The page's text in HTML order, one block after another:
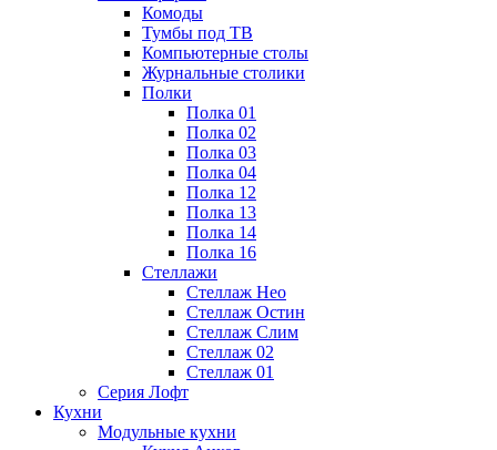
Комоды
Тумбы под ТВ
Компьютерные столы
Журнальные столики
Полки
Полка 01
Полка 02
Полка 03
Полка 04
Полка 12
Полка 13
Полка 14
Полка 16
Стеллажи
Стеллаж Нео
Стеллаж Остин
Стеллаж Слим
Стеллаж 02
Стеллаж 01
Серия Лофт
Кухни
Модульные кухни